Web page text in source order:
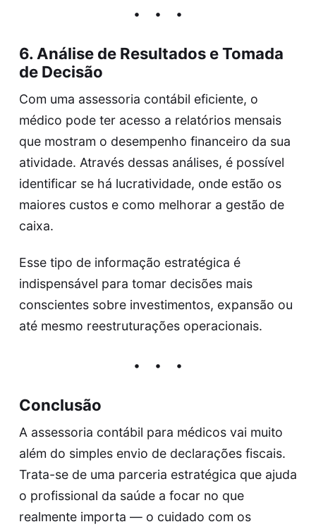
6. Análise de Resultados e Tomada
de Decisão
Com uma assessoria contábil eficiente, o
médico pode ter acesso a relatórios mensais
que mostram o desempenho financeiro da sua
atividade. Através dessas análises, é possível
identificar se há lucratividade, onde estão os
maiores custos e como melhorar a gestão de
caixa.
Esse tipo de informação estratégica é
indispensável para tomar decisões mais
conscientes sobre investimentos, expansão ou
até mesmo reestruturações operacionais.
Conclusão
A assessoria contábil para médicos vai muito
além do simples envio de declarações fiscais.
Trata-se de uma parceria estratégica que ajuda
o profissional da saúde a focar no que
realmente importa — o cuidado com os